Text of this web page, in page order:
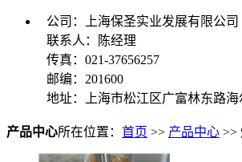
公司：上海保圣实业发展有限公司
联系人：陈经理
传真：021-37656257
邮编：201600
地址：上海市松江区广富林东路海
产品中心所在位置： 首页 >> 产品中心 >>